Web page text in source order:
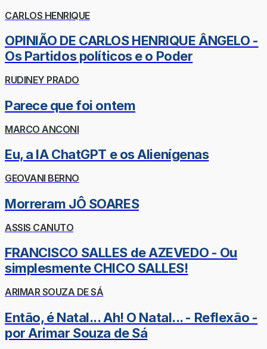
CARLOS HENRIQUE
OPINIÃO DE CARLOS HENRIQUE ÂNGELO -
Os Partidos políticos e o Poder
RUDINEY PRADO
Parece que foi ontem
MARCO ANCONI
Eu, a IA ChatGPT e os Alienígenas
GEOVANI BERNO
Morreram JÔ SOARES
ASSIS CANUTO
FRANCISCO SALLES de AZEVEDO - Ou
simplesmente CHICO SALLES!
ARIMAR SOUZA DE SÁ
Então, é Natal... Ah! O Natal... - Reflexão -
por Arimar Souza de Sá